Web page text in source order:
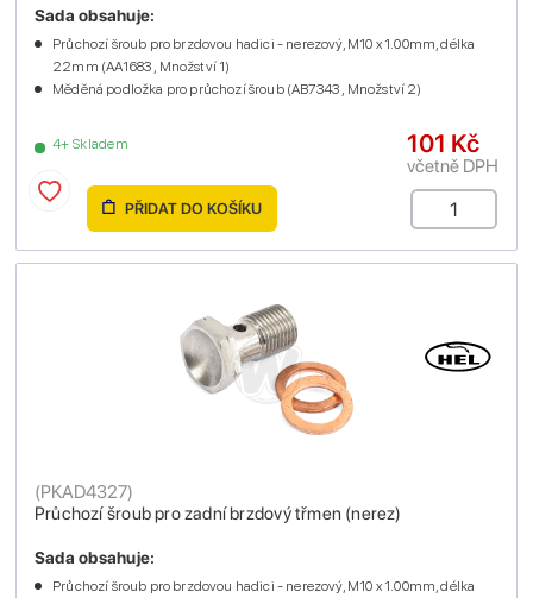
4+ Skladem
Sada obsahuje:
Průchozí šroub pro brzdovou hadici - nerezový, M10 x 1.00mm, délka
22mm (AA1683 , Množství 1)
Měděná podložka pro průchozí šroub (AB7343 , Množství 2)
101 Kč
včetně DPH
PŘIDAT DO KOŠÍKU
Průchozí šroub pro zadní brzdový třmen (nerez)
(PKAD4327)
Sada obsahuje:
Průchozí šroub pro brzdovou hadici - nerezový, M10 x 1.00mm, délka